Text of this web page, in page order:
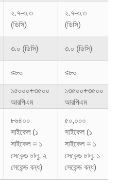
২.৭-৩.৩
(ডিসি)
২.৭-৩.৩
(ডিসি)
৩.০ (ডিসি) ৩.০ (ডিসি)
≤৮০ ≤৮০
১৫০০০±৩৫০০
আরপিএম
১৩৫০০±৩৫০০
আরপিএম
৮৬৪০০
সাইকেল (১
সাইকেল = ১
সেকেন্ড চালু, ২
সেকেন্ড বন্ধ)
৫০,০০০
সাইকেল (১
সাইকেল = ১
সেকেন্ড চালু, ১
সেকেন্ড বন্ধ)